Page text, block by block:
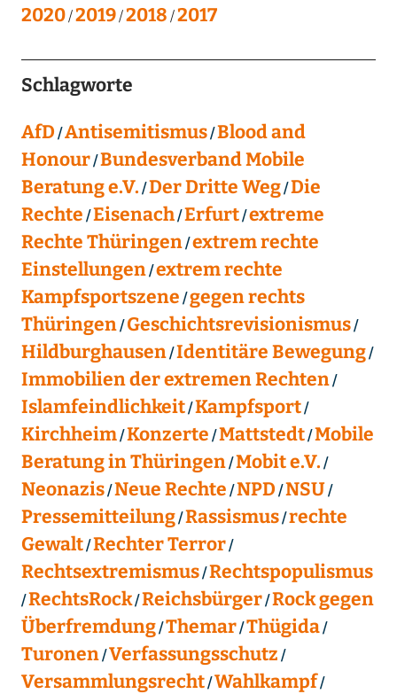
2020 2019 2018 2017
Schlagworte
AfD Antisemitismus Blood and
Honour Bundesverband Mobile
Beratung e.V. Der Dritte Weg Die
Rechte Eisenach Erfurt extreme
Rechte Thüringen extrem rechte
Einstellungen extrem rechte
Kampfsportszene gegen rechts
Thüringen Geschichtsrevisionismus
Hildburghausen Identitäre Bewegung
Immobilien der extremen Rechten
Islamfeindlichkeit Kampfsport
Kirchheim Konzerte Mattstedt Mobile
Beratung in Thüringen Mobit e.V.
Neonazis Neue Rechte NPD NSU
Pressemitteilung Rassismus rechte
Gewalt Rechter Terror
Rechtsextremismus Rechtspopulismus
RechtsRock Reichsbürger Rock gegen
Überfremdung Themar Thügida
Turonen Verfassungsschutz
Versammlungsrecht Wahlkampf